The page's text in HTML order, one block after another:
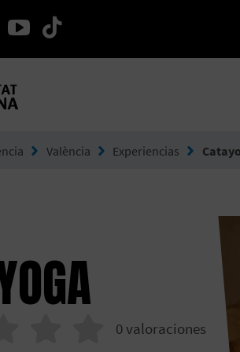
facebook
en twitter
seguir en instagram
seguir en youtube
València Experiencias
0valoraciones